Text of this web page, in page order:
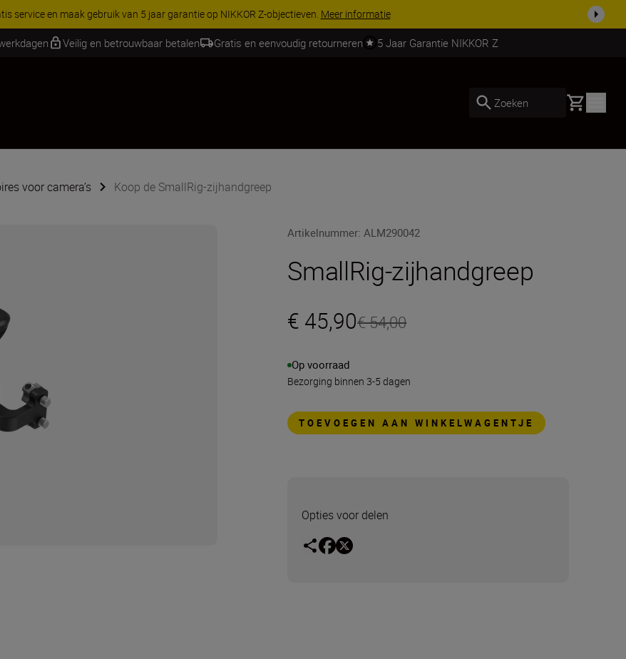
| Bespaar 15% op geselecteerde accessoires, maak je kit vandaag nog compleetKoop nu
Veilig en betrouwbaar betalen Gratis en eenvoudig retourneren 5 Jaar Garantie NIKKOR Z
Zoeken Basket
voor camera’s Koop de SmallRig-zijhandgreep
Artikelnummer:ALM290042
SmallRig-zijhandgreep
€ 45,90€ 54,00
Op voorraad
Bezorging binnen 3-5 dagen
TOEVOEGEN AAN WINKELWAGENTJE
Opties voor delen